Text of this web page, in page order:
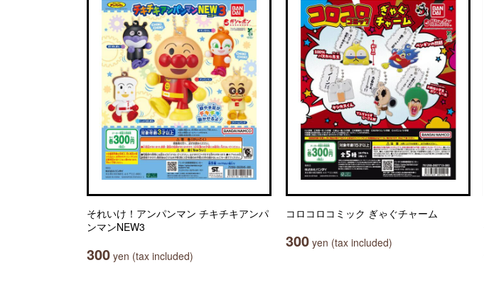
それいけ！アンパンマン チキチキアンパ
ンマンNEW3
300 yen (tax included)
コロコロコミック ぎゃぐチャーム
300 yen (tax included)